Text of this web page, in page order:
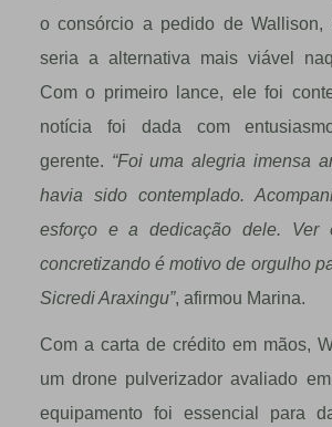
o consórcio a pedido de Wallison,
seria a alternativa mais viável
Com o primeiro lance, ele foi
notícia foi dada com
gerente. “Foi uma alegria imensa
havia sido contemplado.
esforço e a dedicação dele. Ver
concretizando é motivo de orgulho
Sicredi Araxingu”, afirmou Marina.
Com a carta de crédito em mãos,
um drone pulverizador avaliado
equipamento foi essencial para